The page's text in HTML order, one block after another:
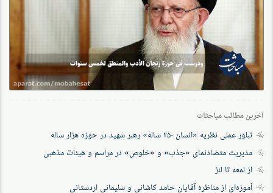
آخرین مطالب مباحثات
تبلور عملی نظریه «انسان ۲۵۰ ساله» رهبر شهید در حوزه هزار ساله
مدیریت متضادنمای «جذب» و «خلوص» در مراسم و هیئات مذهبی
از لمعه تا لنز
آموزه‌ای از مناظره آقایان حامد کاشانی و سلیمانی اردستانی